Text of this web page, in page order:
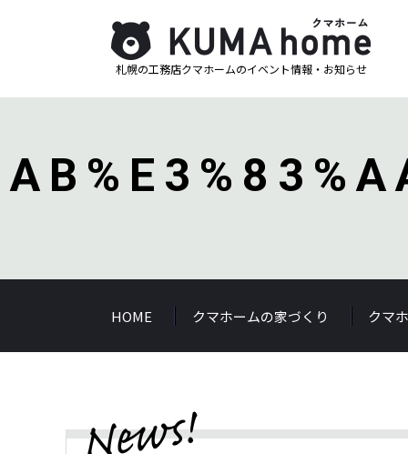
札幌の工務店クマホームのイベント情報・お知らせ
HOME クマホームの家づくり クマ